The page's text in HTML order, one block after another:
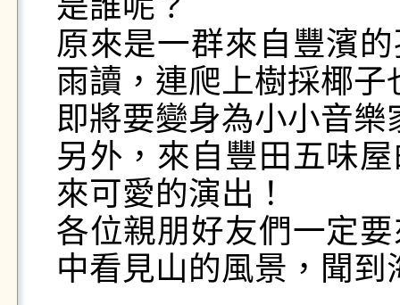
原來是一群來自豐濱
雨讀，連爬上樹採椰子
即將要變身為小小音
另外，來自豐田五味
來可愛的演出！
各位親朋好友們一定
中看見山的風景，聞到